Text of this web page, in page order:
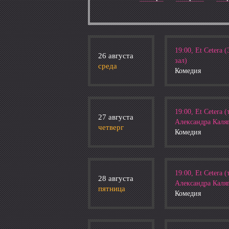
26 августа
среда
19:00, Et Cetera
зал)
Комедия
27 августа
четверг
19:00, Et Cetera
Александра
Комедия
28 августа
пятница
19:00, Et Cetera
Александра
Комедия